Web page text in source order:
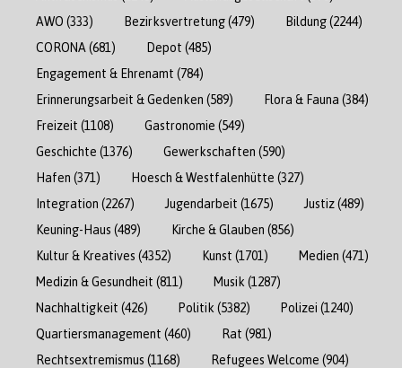
AWO (333) Bezirksvertretung(479) Bildung(2244)
CORONA (681) Depot (485)
Engagement & Ehrenamt (784)
Erinnerungsarbeit & Gedenken (589) Flora & Fauna (384)
Freizeit (1108) Gastronomie (549)
Geschichte (1376) Gewerkschaften (590)
Hafen (371) Hoesch & Westfalenhütte (327)
Integration (2267) Jugendarbeit (1675) Justiz(489)
Keuning-Haus (489) Kirche & Glauben (856)
Kultur & Kreatives (4352) Kunst (1701) Medien (471)
Medizin & Gesundheit (811) Musik (1287)
Nachhaltigkeit (426) Politik (5382) Polizei (1240)
Quartiersmanagement (460) Rat (981)
Rechtsextremismus (1168) Refugees Welcome (904)